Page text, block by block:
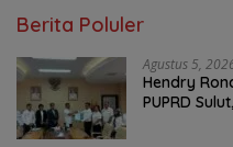
Berita Poluler
Agustus 5,
Hendry
PUPRD